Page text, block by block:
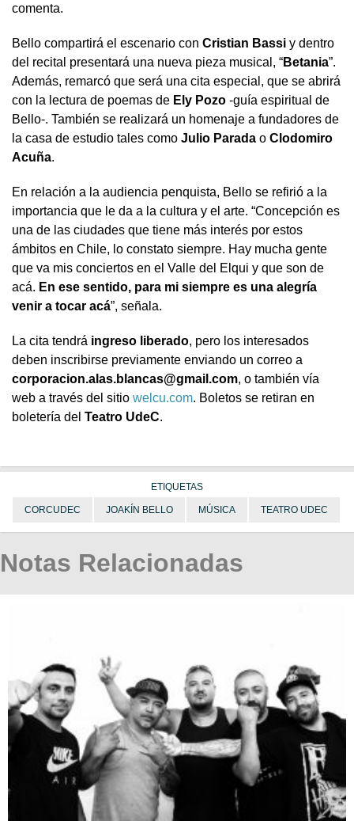
comenta.
Bello compartirá el escenario con Cristian Bassi y dentro
del recital presentará una nueva pieza musical, “Betania”.
Además, remarcó que será una cita especial, que se abrirá
con la lectura de poemas de Ely Pozo -guía espiritual de
Bello-. También se realizará un homenaje a fundadores de
la casa de estudio tales como Julio Parada o Clodomiro
Acuña.
En relación a la audiencia penquista, Bello se refirió a la
importancia que le da a la cultura y el arte. “Concepción es
una de las ciudades que tiene más interés por estos
ámbitos en Chile, lo constato siempre. Hay mucha gente
que va mis conciertos en el Valle del Elqui y que son de
acá. En ese sentido, para mi siempre es una alegría
venir a tocar acá”, señala.
La cita tendrá ingreso liberado, pero los interesados
deben inscribirse previamente enviando un correo a
corporacion.alas.blancas@gmail.com, o también vía
web a través del sitio welcu.com. Boletos se retiran en
boletería del Teatro UdeC.
ETIQUETAS
CORCUDEC JOAKÍN BELLO MÚSICA TEATRO UDEC
Notas Relacionadas